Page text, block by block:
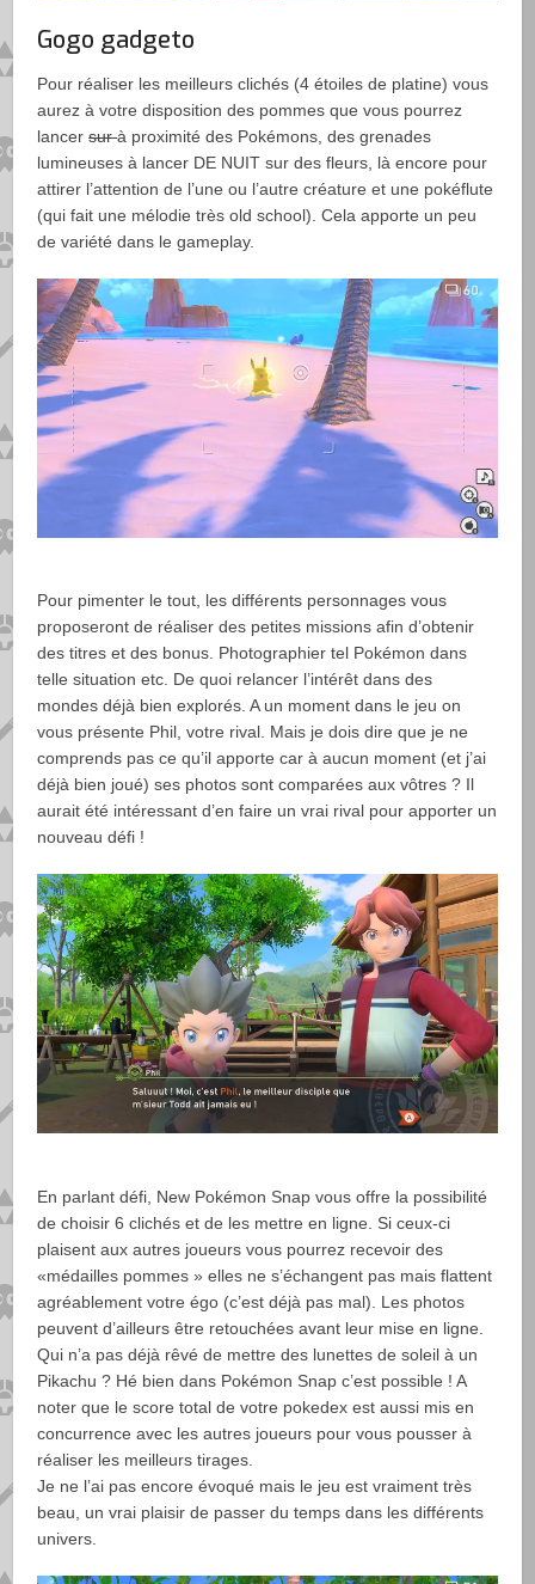
Gogo gadgeto
Pour réaliser les meilleurs clichés (4 étoiles de platine) vous
aurez à votre disposition des pommes que vous pourrez
lancersurà proximité des Pokémons, des grenades
lumineuses à lancer DE NUIT sur des fleurs, là encore pour
attirer l’attention de l’une ou l’autre créature et une pokéflute
(qui fait une mélodie très old school). Cela apporte un peu
de variété dans le gameplay.
Pour pimenter le tout, les différents personnages vous
proposeront de réaliser des petites missions afin d’obtenir
des titres et des bonus. Photographier tel Pokémon dans
telle situation etc. De quoi relancer l’intérêt dans des
mondes déjà bien explorés. A un moment dans le jeu on
vous présente Phil, votre rival. Mais je dois dire que je ne
comprends pas ce qu’il apporte car à aucun moment (et j’ai
déjà bien joué) ses photos sont comparées aux vôtres ? Il
aurait été intéressant d’en faire un vrai rival pour apporter un
nouveau défi !
En parlant défi, New Pokémon Snap vous offre la possibilité
de choisir 6 clichés et de les mettre en ligne. Si ceux-ci
plaisent aux autres joueurs vous pourrez recevoir des
«médailles pommes » elles ne s’échangent pas mais flattent
agréablement votre égo (c’est déjà pas mal). Les photos
peuvent d’ailleurs être retouchées avant leur mise en ligne.
Qui n’a pas déjà rêvé de mettre des lunettes de soleil à un
Pikachu ? Hé bien dans Pokémon Snap c’est possible ! A
noter que le score total de votre pokedex est aussi mis en
concurrence avec les autres joueurs pour vous pousser à
réaliser les meilleurs tirages.
Je ne l’ai pas encore évoqué mais le jeu est vraiment très
beau, un vrai plaisir de passer du temps dans les différents
univers.